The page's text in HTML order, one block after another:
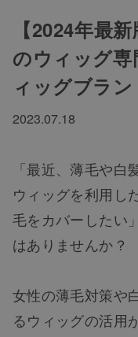
【2024年最
のウィッグ
ィッグブラン
2023.07.18
「最近、薄毛や
ウィッグを利用し
毛をカバーしたい
はありませんか？
女性の薄毛対策や
るウィッグの活用